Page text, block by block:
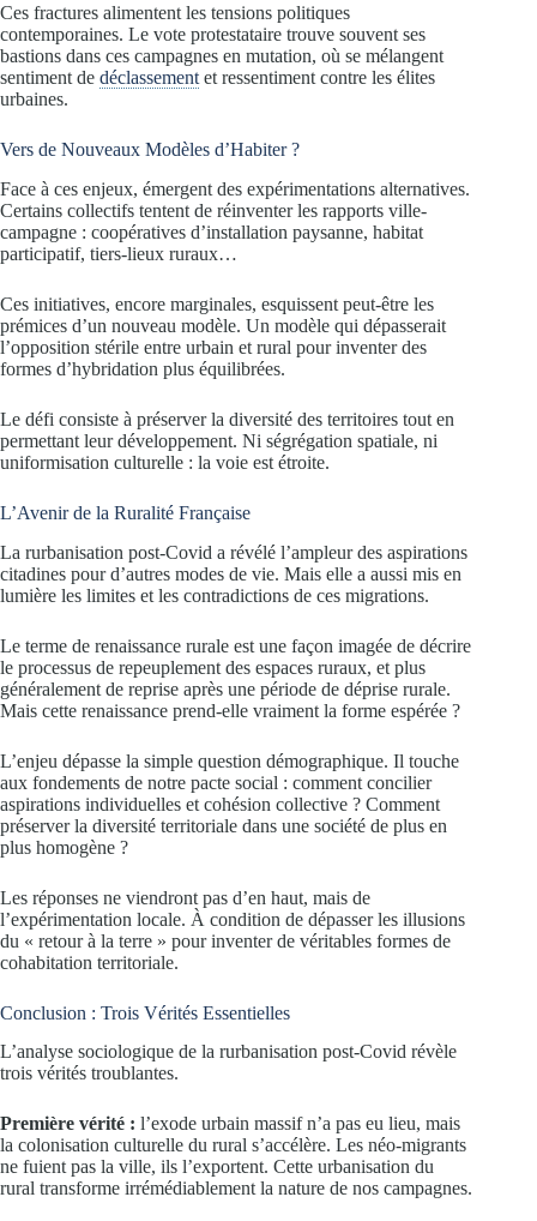
Ces fractures alimentent les tensions politiques
contemporaines. Le vote protestataire trouve souvent ses
bastions dans ces campagnes en mutation, où se mélangent
sentiment de déclassement et ressentiment contre les élites
urbaines.
Vers de Nouveaux Modèles d’Habiter ?
Face à ces enjeux, émergent des expérimentations alternatives.
Certains collectifs tentent de réinventer les rapports ville-
campagne : coopératives d’installation paysanne, habitat
participatif, tiers-lieux ruraux…
Ces initiatives, encore marginales, esquissent peut-être les
prémices d’un nouveau modèle. Un modèle qui dépasserait
l’opposition stérile entre urbain et rural pour inventer des
formes d’hybridation plus équilibrées.
Le défi consiste à préserver la diversité des territoires tout en
permettant leur développement. Ni ségrégation spatiale, ni
uniformisation culturelle : la voie est étroite.
L’Avenir de la Ruralité Française
La rurbanisation post-Covid a révélé l’ampleur des aspirations
citadines pour d’autres modes de vie. Mais elle a aussi mis en
lumière les limites et les contradictions de ces migrations.
Le terme de renaissance rurale est une façon imagée de décrire
le processus de repeuplement des espaces ruraux, et plus
généralement de reprise après une période de déprise rurale.
Mais cette renaissance prend-elle vraiment la forme espérée ?
L’enjeu dépasse la simple question démographique. Il touche
aux fondements de notre pacte social : comment concilier
aspirations individuelles et cohésion collective ? Comment
préserver la diversité territoriale dans une société de plus en
plus homogène ?
Les réponses ne viendront pas d’en haut, mais de
l’expérimentation locale. À condition de dépasser les illusions
du « retour à la terre » pour inventer de véritables formes de
cohabitation territoriale.
Conclusion : Trois Vérités Essentielles
L’analyse sociologique de la rurbanisation post-Covid révèle
trois vérités troublantes.
Première vérité : l’exode urbain massif n’a pas eu lieu, mais
la colonisation culturelle du rural s’accélère. Les néo-migrants
ne fuient pas la ville, ils l’exportent. Cette urbanisation du
rural transforme irrémédiablement la nature de nos campagnes.